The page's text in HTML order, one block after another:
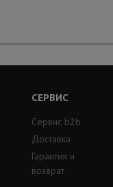
СЕРВИС
Сервис b2b
Доставка
Гарантия и
возврат